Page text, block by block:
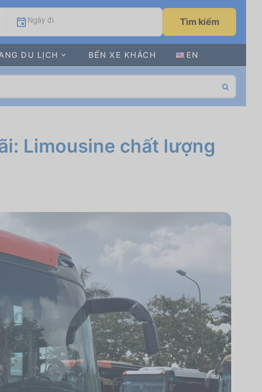
Ngày đi Tìm kiếm
DU LỊCH BẾN XE KHÁCH EN
Limousine chất lượng